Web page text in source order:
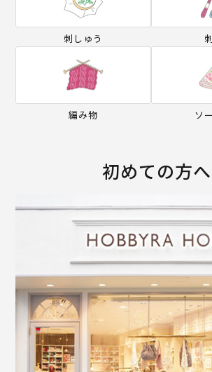
刺しゅう
編み物 ソ
初めての方へ